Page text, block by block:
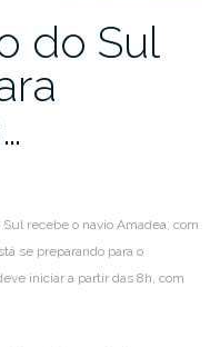
do Sul
recebe o navio Amadea, com
se preparando para o
iniciar a partir das 8h, com